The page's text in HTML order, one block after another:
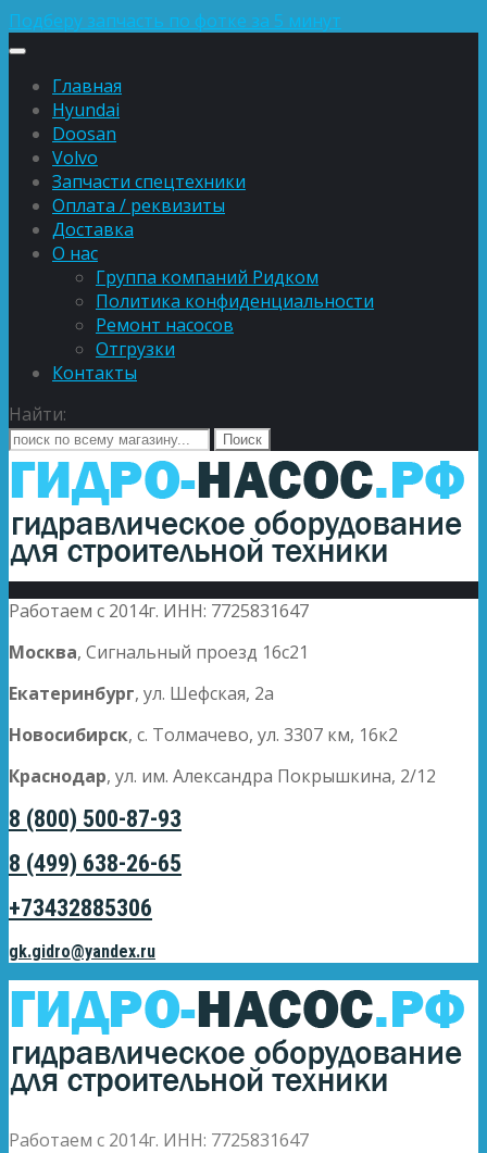
Подберу запчасть по фотке за 5 минут
Главная
Hyundai
Doosan
Volvo
Запчасти спецтехники
Оплата / реквизиты
Доставка
О нас
Группа компаний Ридком
Политика конфиденциальности
Ремонт насосов
Отгрузки
Контакты
Найти:
Работаем с 2014г. ИНН: 7725831647
Москва, Сигнальный проезд 16с21
Екатеринбург, ул. Шефская, 2а
Новосибирск, с. Толмачево, ул. 3307 км, 16к2
Краснодар, ул. им. Александра Покрышкина, 2/12
8 (800) 500-87-93
8 (499) 638-26-65
+73432885306
gk.gidro@yandex.ru
Работаем с 2014г. ИНН: 7725831647